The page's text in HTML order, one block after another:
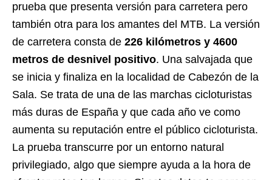
prueba que presenta versión para carretera pero
también otra para los amantes del MTB. La versión
de carretera consta de 226 kilómetros y 4600
metros de desnivel positivo. Una salvajada que
se inicia y finaliza en la localidad de Cabezón de la
Sala. Se trata de una de las marchas cicloturistas
más duras de España y que cada año ve como
aumenta su reputación entre el público cicloturista.
La prueba transcurre por un entorno natural
privilegiado, algo que siempre ayuda a la hora de